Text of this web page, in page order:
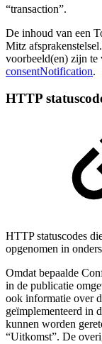
“transaction”.
De inhoud van een
Mitz
voorbeeld(en) zijn te
consentNotification.
HTTP
HTTP statuscodes
opgenomen in
Omdat bepaalde
in de publicatie
ook informatie over
geïmplementeerd in
kunnen worden
“Uitkomst”. De